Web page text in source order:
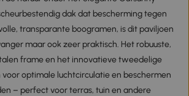
dak dat bescherming tegen
transparante boogramen, is dit paviljoen
maar ook zeer praktisch. Het robuuste,
frame en het innovatieve tweedelige
optimale luchtcirculatie en beschermen
– perfect voor terras, tuin en andere